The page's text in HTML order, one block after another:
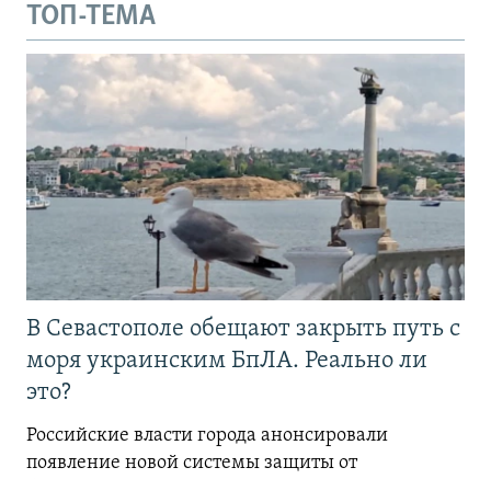
ТОП-ТЕМА
В Севастополе обещают закрыть путь с
моря украинским БпЛА. Реально ли
это?
Российские власти города анонсировали
появление новой системы защиты от